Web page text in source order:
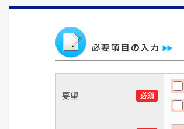
要望 必須